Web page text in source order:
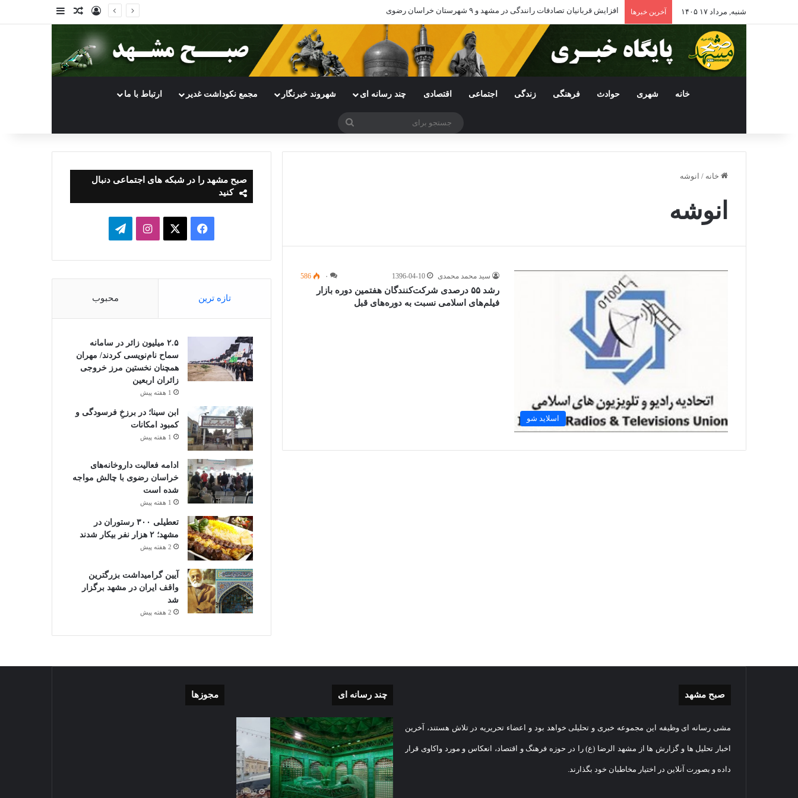
شنبه, مرداد ۱۷ ۱۴۰۵ آخرین خبرها افزایش قربانیان تصادفات رانندگی در مشهد و ۹ شهرستان خراسان رضوی ورودنوشته تصادفی
سایدبار
خانه شهری حوادث فرهنگی زندگی اجتماعی اقتصادی چند رسانه ای شهروند خبرنگار مجمع نکوداشت غدیر ارتباط با ما
جستجو
خانه / انوشه
انوشه
اسلاید شو
سید محمد محمدی 1396-04-10 ۰ 586
رشد ۵۵ درصدی شرکت‌کنندگان هفتمین دوره بازار
فیلم‌های اسلامی نسبت به دوره‌های قبل
صبح مشهد را در شبکه های اجتماعی دنبال
کنید
فیسبوک ایکساینستاگرامتلگرام
تازه ترین محبوب
۲.۵ میلیون زائر در سامانه
سماح نام‌نویسی کردند/ مهران
همچنان نخستین مرز خروجی
زائران اربعین
1 هفته پیش
ابن سینا؛ در برزخِ فرسودگی و
کمبود امکانات
1 هفته پیش
ادامه فعالیت داروخانه‌های
خراسان رضوی با چالش مواجه
شده است
1 هفته پیش
تعطیلی ۳۰۰ رستوران در
مشهد؛ ۲ هزار نفر بیکار شدند
2 هفته پیش
آیین گرامیداشت بزرگترین
واقف ایران در مشهد برگزار
شد
2 هفته پیش
صبح مشهد
مشی رسانه ای وظیفه این مجموعه خبری و تحلیلی خواهد بود و اعضاء تحریریه در تلاش هستند، آخرین
اخبار تحلیل ها و گزارش ها از مشهد الرضا (ع) را در حوزه فرهنگ و اقتصاد، انعکاس و مورد واکاوی قرار
داده و بصورت آنلاین در اختیار مخاطبان خود بگذارند.
چند رسانه ای
گزارش
اقامه
عید
غبارروبی
مضجع
نورانی
گزارش
تصویری
تشییع
پیکر
مطهر
شهید
1403-08-07
مجوزها